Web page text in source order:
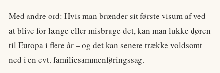
Med andre ord: Hvis man brænder sit første visum af ved
at blive for længe eller misbruge det, kan man lukke døren
til Europa i flere år – og det kan senere trække voldsomt
ned i en evt. familiesammenføringssag.